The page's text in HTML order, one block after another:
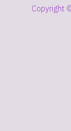
Copyright